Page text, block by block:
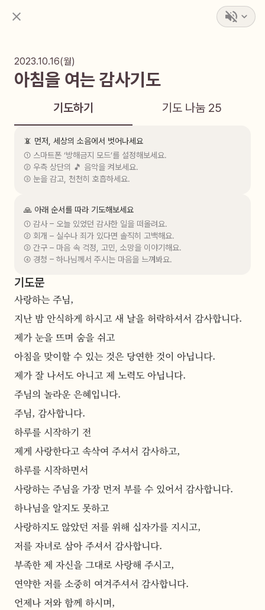
2023.10.16(월)
아침을 여는 감사기도
기도하기 기도 나눔 25
📵 먼저, 세상의 소음에서 벗어나세요
① 스마트폰 ‘방해금지 모드’를 설정해보세요.
② 우측 상단의 🎵 음악을 켜보세요.
③ 눈을 감고, 천천히 호흡하세요.
🙏 아래 순서를 따라 기도해보세요
① 감사 – 오늘 있었던 감사한 일을 떠올려요.
② 회개 – 실수나 죄가 있다면 솔직히 고백해요.
③ 간구 – 마음 속 걱정, 고민, 소망을 이야기해요.
④ 경청 – 하나님께서 주시는 마음을 느껴봐요.
기도문
사랑하는 주님,
지난 밤 안식하게 하시고 새 날을 허락하셔서 감사합니다.
제가 눈을 뜨며 숨을 쉬고
아침을 맞이할 수 있는 것은 당연한 것이 아닙니다.
제가 잘 나서도 아니고 제 노력도 아닙니다.
주님의 놀라운 은혜입니다.
주님, 감사합니다.
하루를 시작하기 전
제게 사랑한다고 속삭여 주셔서 감사하고,
하루를 시작하면서
사랑하는 주님을 가장 먼저 부를 수 있어서 감사합니다.
하나님을 알지도 못하고
사랑하지도 않았던 저를 위해 십자가를 지시고,
저를 자녀로 삼아 주셔서 감사합니다.
부족한 제 자신을 그대로 사랑해 주시고,
연약한 저를 소중히 여겨주셔서 감사합니다.
언제나 저와 함께 하시며,